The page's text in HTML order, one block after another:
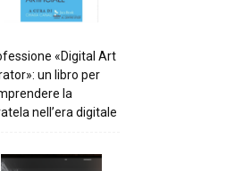
«Digital Art
un libro per
la
nell’era digitale